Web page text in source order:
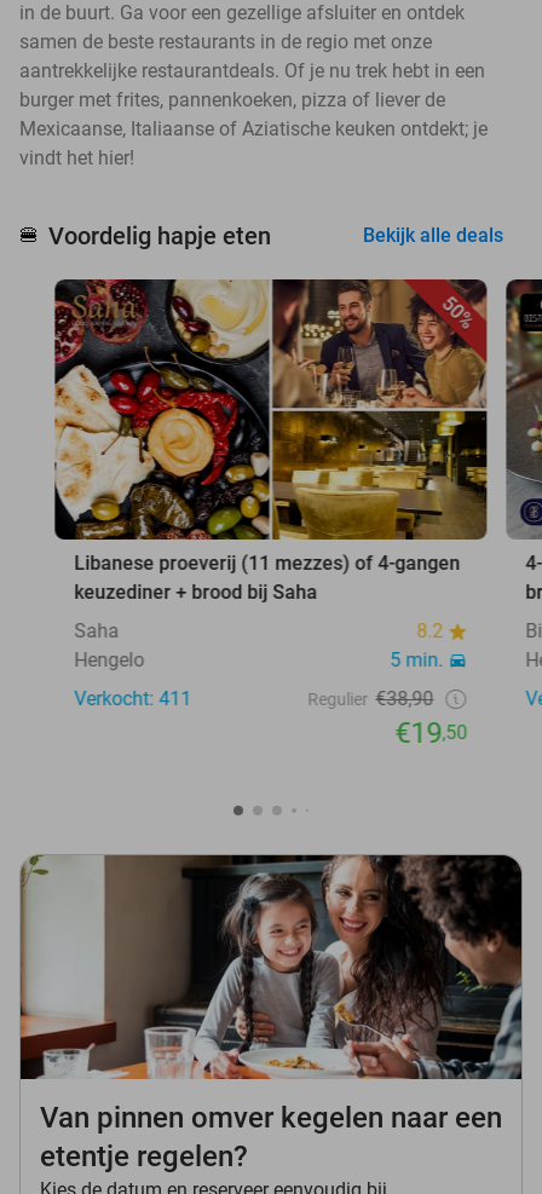
in de buurt. Ga voor een gezellige afsluiter en ontdek
samen de beste restaurants in de regio met onze
aantrekkelijke restaurantdeals. Of je nu trek hebt in een
burger met frites, pannenkoeken, pizza of liever de
Mexicaanse, Italiaanse of Aziatische keuken ontdekt; je
vindt het hier!
🍔 Voordelig hapje eten Bekijk alle deals
50%
Libanese proeverij (11 mezzes) of 4-gangen
keuzediner + brood bij Saha
Saha
8.2
Hengelo
5 min.
Verkocht: 411
Regulier €38,90
€19,50
Van pinnen omver kegelen naar een
etentje regelen?